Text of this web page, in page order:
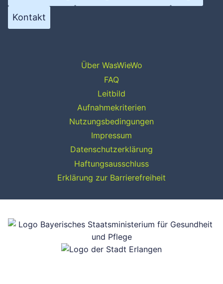
Kontakt
Über WasWieWo
FAQ
Leitbild
Aufnahmekriterien
Nutzungsbedingungen
Impressum
Datenschutzerklärung
Haftungsausschluss
Erklärung zur Barrierefreiheit